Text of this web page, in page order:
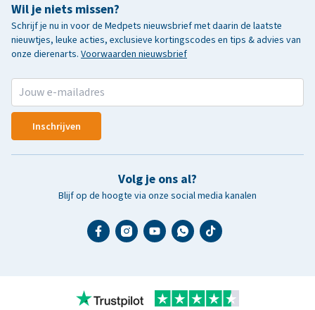
Wil je niets missen?
Schrijf je nu in voor de Medpets nieuwsbrief met daarin de laatste
nieuwtjes, leuke acties, exclusieve kortingscodes en tips & advies van
onze dierenarts. Voorwaarden nieuwsbrief
Inschrijven
Volg je ons al?
Blijf op de hoogte via onze social media kanalen